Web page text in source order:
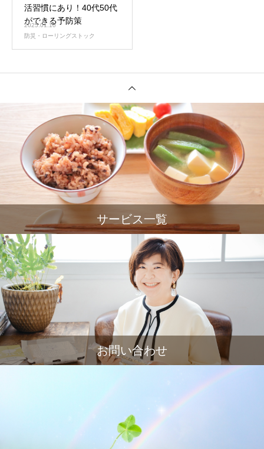
活習慣にあり！40代50代
ができる予防策
2025.01.10
防災・ローリングストック
サービス一覧
お問い合わせ